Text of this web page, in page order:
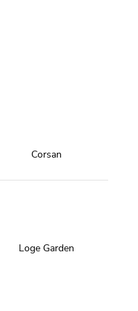
Corsan
Loge Garden